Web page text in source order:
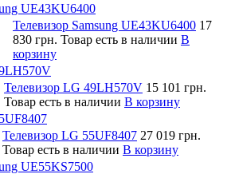
UE43KU6400
Телевизор Samsung UE43KU6400 17
830 грн. Товар есть в наличии В
корзину
Телевизор LG 49LH570V 15 101 грн.
Товар есть в наличии В корзину
Телевизор LG 55UF8407 27 019 грн.
Товар есть в наличии В корзину
UE55KS7500